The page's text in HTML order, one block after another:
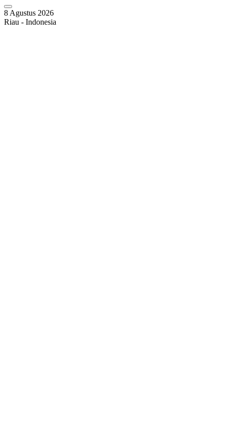
8 Agustus 2026
Riau - Indonesia